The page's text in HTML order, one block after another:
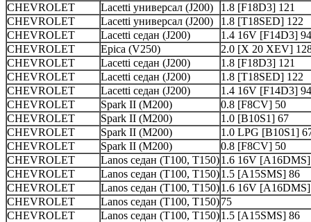
CHEVROLET
Lacetti универсал (J200)
1.8 [F18D3] 121
CHEVROLET
Lacetti универсал (J200)
1.8 [T18SED] 122
CHEVROLET
Lacetti седан (J200)
1.4 16V [F14D3] 94
CHEVROLET
Epica (V250)
2.0 [X 20 XEV]
CHEVROLET
Lacetti седан (J200)
1.8 [F18D3] 121
CHEVROLET
Lacetti седан (J200)
1.8 [T18SED] 122
CHEVROLET
Lacetti седан (J200)
1.4 16V [F14D3] 94
CHEVROLET
Spark II (M200)
0.8 [F8CV] 50
CHEVROLET
Spark II (M200)
1.0 [B10S1] 67
CHEVROLET
Spark II (M200)
1.0 LPG [B10S1]
CHEVROLET
Spark II (M200)
0.8 [F8CV] 50
CHEVROLET
Lanos седан (T100, T150)1.6 16V
CHEVROLET
Lanos седан (T100, T150)1.5 [A15SMS] 86
CHEVROLET
Lanos седан (T100, T150)1.6 16V
CHEVROLET
Lanos седан (T100, T150)75
CHEVROLET
Lanos седан (T100, T150)1.5 [A15SMS] 86